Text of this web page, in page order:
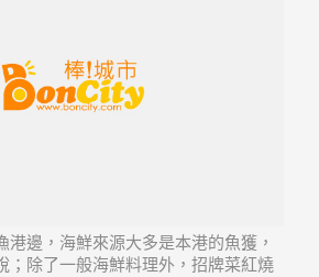
港邊，海鮮來源大多是本港的魚獲，
；除了一般海鮮料理外，招牌菜紅燒